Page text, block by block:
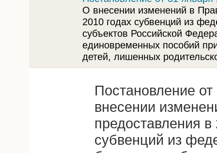
О внесении изменений в
2010 годах субвенций из
субъектов Российской
единовременных пособий
детей, лишенных
Постановление
внесении
предоставления
субвенций из